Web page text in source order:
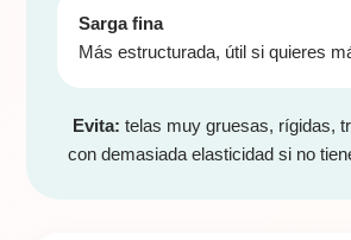
Sarga fina
Más estructurada, útil si quieres
Evita: telas muy gruesas, rígidas,
con demasiada elasticidad si no